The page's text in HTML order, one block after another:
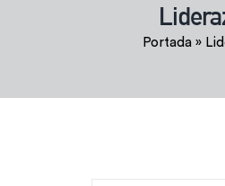
Portada »